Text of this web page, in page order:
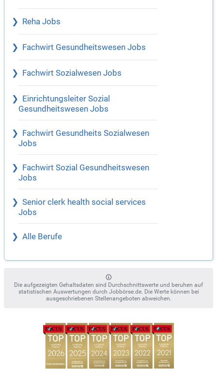
Reha Jobs
Fachwirt Gesundheitswesen Jobs
Fachwirt Sozialwesen Jobs
Einrichtungsleiter Sozial
Gesundheitswesen Jobs
Fachwirt Gesundheits Sozialwesen
Jobs
Fachwirt Sozial Gesundheitswesen
Jobs
Senior clerk health social services
Jobs
Alle Berufe
Die aufgezeigten Gehaltsdaten sind Durchschnittswerte und beruhen auf
statistischen Auswertungen durch Jobbörse.de. Die Werte können bei
ausgeschriebenen Stellenangeboten abweichen.